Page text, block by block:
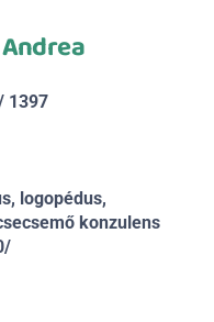
1397
logopédus,
konzulens